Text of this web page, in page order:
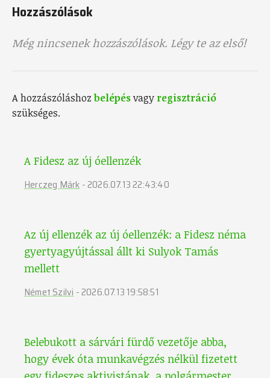
Hozzászólások
Még nincsenek hozzászólások. Légy te az első!
A hozzászóláshoz belépésvagy regisztráció
szükséges.
A Fidesz az új óellenzék
Herczeg Márk - 2026.07.13 22:43:40
Az új ellenzék az új óellenzék: a Fidesz néma
gyertyagyújtással állt ki Sulyok Tamás
mellett
Német Szilvi - 2026.07.13 19:58:51
Belebukott a sárvári fürdő vezetője abba,
hogy évek óta munkavégzés nélkül fizetett